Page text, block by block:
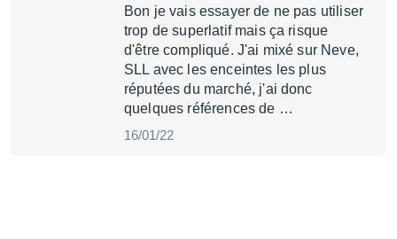
Bon je vais essayer de ne pas utiliser
trop de superlatif mais ça risque
d'être compliqué. J'ai mixé sur Neve,
SLL avec les enceintes les plus
réputées du marché, j'ai donc
quelques références de …
16/01/22